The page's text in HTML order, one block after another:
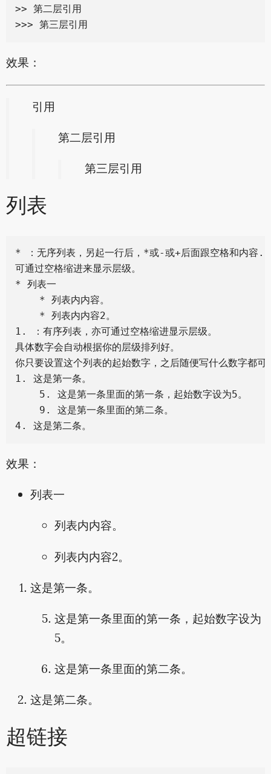
>> 第二层引用
效果：
引用
第二层引用
第三层引用
列表
* ：无序列表，另起一行后，*或-或+后面跟空格和内容.
可通过空格缩进来显示层级。
* 列表一
    * 列表内内容。
    * 列表内内容2。
1. ：有序列表，亦可通过空格缩进显示层级。
具体数字会自动根据你的层级排列好。
你只要设置这个列表的起始数字，之后随便写什么数字都可
1. 这是第一条。
    5. 这是第一条里面的第一条，起始数字设为5。
    9. 这是第一条里面的第二条。
效果：
列表一
列表内内容。
列表内内容2。
这是第一条。
这是第一条里面的第一条，起始数字设为
5。
这是第一条里面的第二条。
这是第二条。
超链接